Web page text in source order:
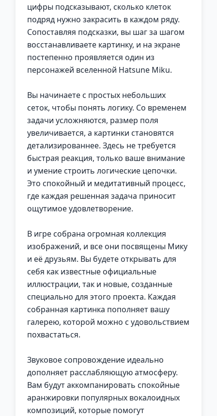
цифры подсказывают, сколько клеток
подряд нужно закрасить в каждом ряду.
Сопоставляя подсказки, вы шаг за шагом
восстанавливаете картинку, и на экране
постепенно проявляется один из
персонажей вселенной Hatsune Miku.
Вы начинаете с простых небольших
сеток, чтобы понять логику. Со временем
задачи усложняются, размер поля
увеличивается, а картинки становятся
детализированнее. Здесь не требуется
быстрая реакция, только ваше внимание
и умение строить логические цепочки.
Это спокойный и медитативный процесс,
где каждая решенная задача приносит
ощутимое удовлетворение.
В игре собрана огромная коллекция
изображений, и все они посвящены Мику
и её друзьям. Вы будете открывать для
себя как известные официальные
иллюстрации, так и новые, созданные
специально для этого проекта. Каждая
собранная картинка пополняет вашу
галерею, которой можно с удовольствием
похвастаться.
Звуковое сопровождение идеально
дополняет расслабляющую атмосферу.
Вам будут аккомпанировать спокойные
аранжировки популярных вокалоидных
композиций, которые помогут